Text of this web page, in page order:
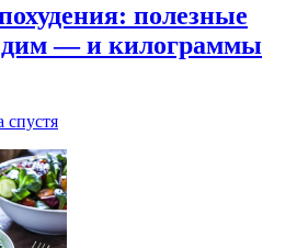
полезные
— и килограммы
спустя